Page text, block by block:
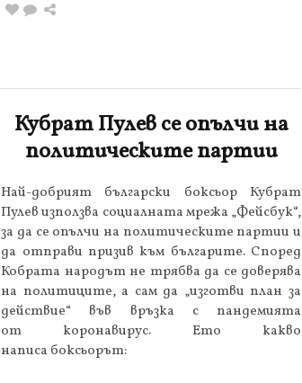
Кубрат Пулев се опълчи на
политическите партии
Най-добрият български боксьор Кубрат
Пулев използва социалната мрежа „Фейсбук“,
за да се опълчи на политическите партии и
да отправи призив към българите. Според
Кобрата народът не трябва да се доверява
на политиците, а сам да „изготви план за
действие“ във връзка с пандемията
от коронавирус. Ето какво
написа боксьорът: